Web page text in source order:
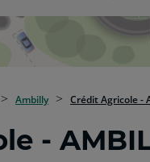
Ambilly Crédit Agricole -
-